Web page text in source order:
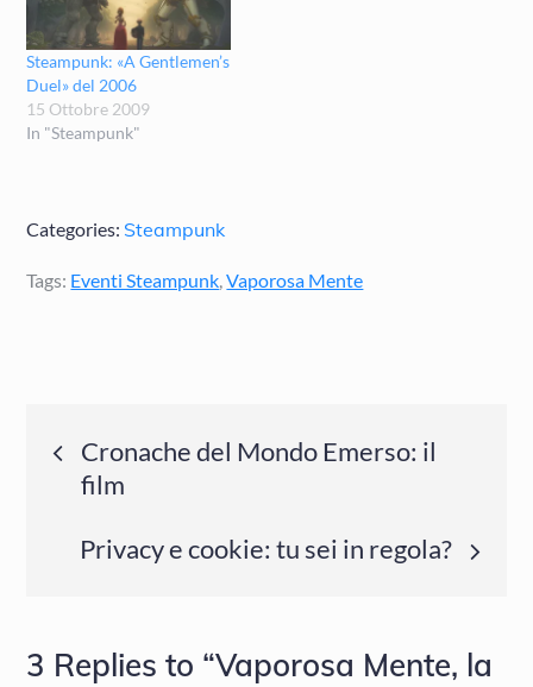
Steampunk: «A Gentlemen’s
Duel» del 2006
15 Ottobre 2009
In "Steampunk"
Categories: Steampunk
Tags: Eventi Steampunk,Vaporosa Mente
Navigazione
articoli
Cronache del Mondo Emerso: il
film
Privacy e cookie: tu sei in regola?
3 Replies to “Vaporosa Mente, la